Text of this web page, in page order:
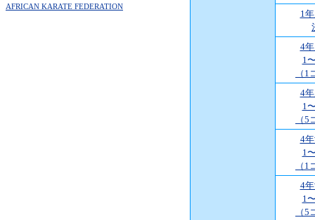
AFRICAN KARATE FEDERATION
1
4
1
（
4
1
（
4
1
（
4
1
（